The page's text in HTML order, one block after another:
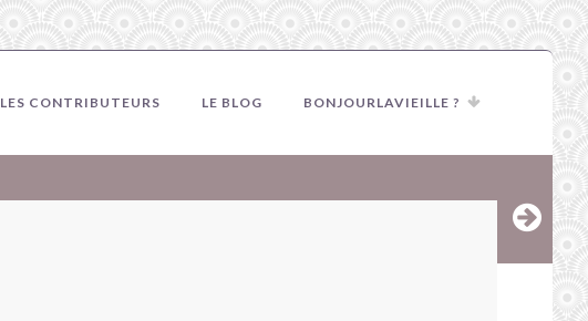
LES CONTRIBUTEURS LE BLOG BONJOURLAVIEILLE ?